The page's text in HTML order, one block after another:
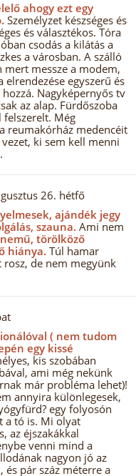
ahogy ezt egy
Személyzet készséges és
és választékos. Tóra
csodás a kilátás a
a városban. A szálló
messze a modem,
egyszerű és
Nagyképernyős tv
az alap. Fürdőszoba
felszerelt. Még
reumakórház medencéit
ki sem kell menni
26. hétfő
ajándék jegy
szauna. Ami nem
törölköző
hiánya. Túl hamar
rosz, de nem megyünk
( nem tudom
egy kissé
kis szobában
ami még nekünk
már probléma lehet)!
annyira különlegesek,
egy folyosón
a tó is. Mi olyat
az éjszakákkal
venni mind a
nagyon jó az
és pár száz méterre a